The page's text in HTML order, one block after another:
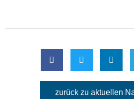
zurück zu aktuellen